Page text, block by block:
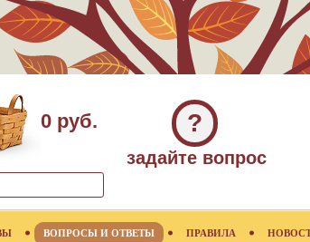
0 руб. ?
задайте вопрос
ВОПРОСЫ И ОТВЕТЫ ПРАВИЛА